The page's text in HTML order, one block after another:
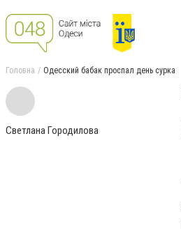
Головна Одесский бабак проспал день сурка
Светлана Городилова